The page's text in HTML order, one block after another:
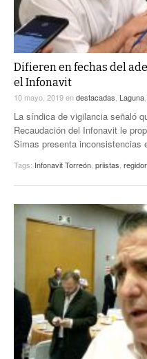
Difieren en fechas del
el Infonavit
10 mayo, 2019endestacadas, Laguna,
La síndica de vigilancia señaló
Recaudación del Infonavit le
Simas presenta inconsistencias
Tags: Infonavit Torreón, priistas,